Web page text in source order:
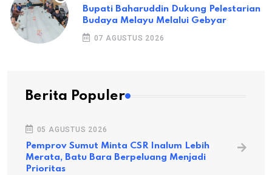
Bupati Baharuddin Dukung Pelestarian
Budaya Melayu Melalui Gebyar
07 AGUSTUS 2026
Berita Populer
05 AGUSTUS 2026
Pemprov Sumut Minta CSR Inalum Lebih
Merata, Batu Bara Berpeluang Menjadi
Prioritas